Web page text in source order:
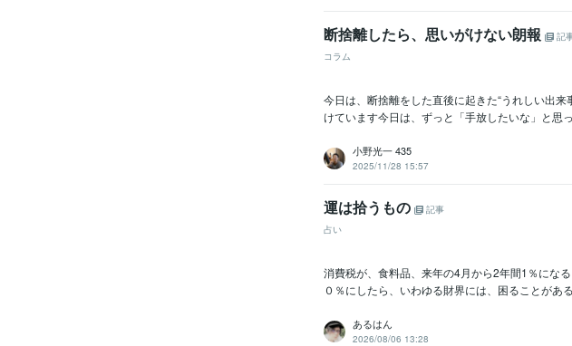
断捨離したら、思いがけない朗報
記
コラム
今日は、断捨離をした直後に起きた“うれしい出
けています今日は、ずっと「手放したいな」と思
小野光一 435
2025/11/28 15:57
運は拾うもの
記事
占い
消費税が、食料品、来年の4月から2年間1％にな
０％にしたら、いわゆる財界には、困ることがあ
あるはん
2026/08/06 13:28